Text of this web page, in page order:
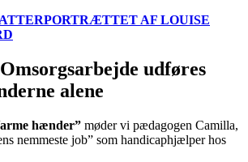
AF LOUISE
udføres
alene
hænder” møder vi pædagogen Camilla,
nemmeste job” som handicaphjælper hos